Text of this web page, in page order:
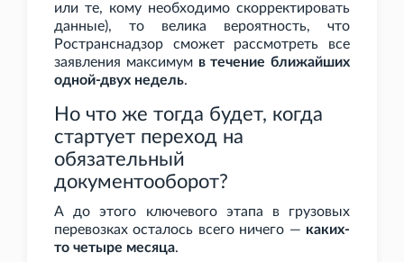
или те, кому необходимо скорректировать
данные), то велика вероятность, что
Ространснадзор сможет рассмотреть все
заявления максимум в течение ближайших
одной-двух недель.
Но что же тогда будет, когда
стартует переход на
обязательный
документооборот?
А до этого ключевого этапа в грузовых
перевозках осталось всего ничего — каких-
то четыре месяца.